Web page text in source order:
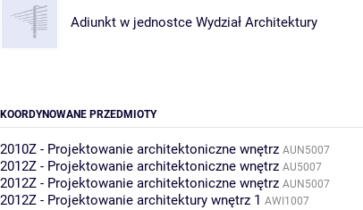
Adiunkt w jednostce Wydział Architektury
KOORDYNOWANE PRZEDMIOTY
2010Z - Projektowanie architektoniczne wnętrz AUN5007
2012Z - Projektowanie architektoniczne wnętrz AU5007
2012Z - Projektowanie architektoniczne wnętrz AUN5007
2012Z - Projektowanie architektury wnętrz 1 AWI1007